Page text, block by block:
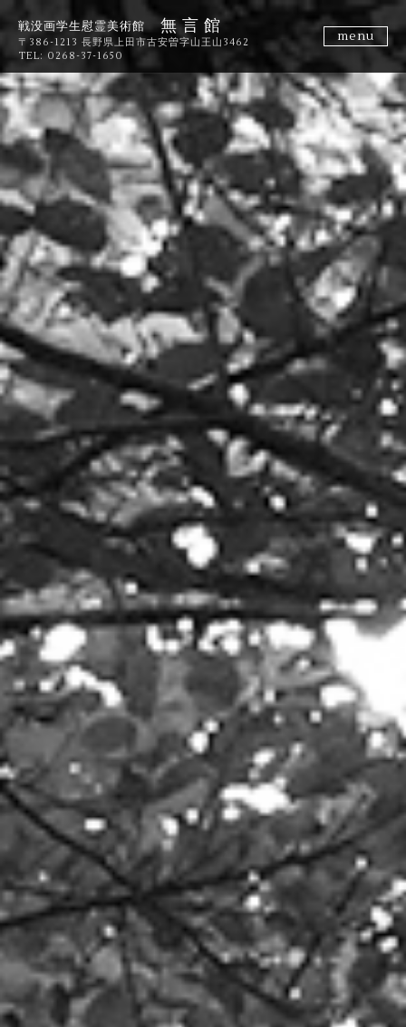
戦没画学生慰霊美術館 無 言 館
〒386-1213 長野県上田市古安曽字山王山3462
TEL: 0268-37-1650
menu